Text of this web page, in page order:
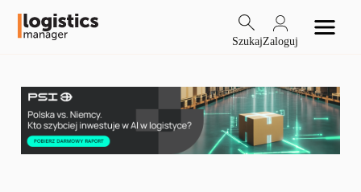
SzukajZaloguj